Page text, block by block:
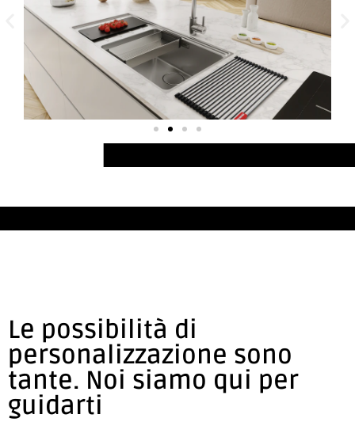
Le possibilità di
personalizzazione sono
tante. Noi siamo qui per
guidarti